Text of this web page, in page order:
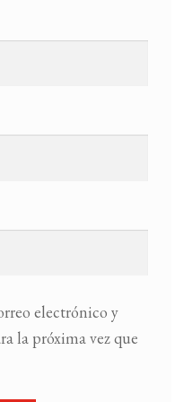
electrónico y
la próxima vez que